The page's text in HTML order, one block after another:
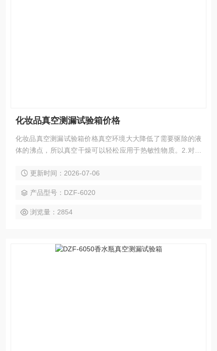
化妆品真空测漏试验箱价格
化妆品真空测漏试验箱价格真空环境大大降低了需要驱除的液
体的沸点，所以真空干燥可以轻松应用于热敏性物质。2.对于
燥法可以有效缩短干燥时间。
更新时间：2026-07-06
产品型号：DZF-6020
浏览量：2854